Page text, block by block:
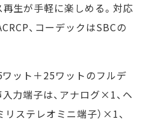
生が手軽に楽しめる。対応
、コーデックはSBCの
ット＋25ワットのフルデ
力端子は、アナログ×1、ヘ
ステレオミニ端子）×1、